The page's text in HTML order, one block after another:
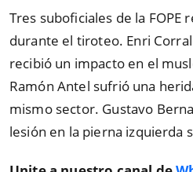
Tres suboficiales de la FOPE
durante el tiroteo. Enri
recibió un impacto en el
Ramón Antel sufrió una
mismo sector. Gustavo
lesión en la pierna izquierda